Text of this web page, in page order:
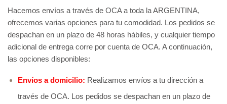
Hacemos envíos a través de OCA a toda la ARGENTINA,
ofrecemos varias opciones para tu comodidad. Los pedidos se
despachan en un plazo de 48 horas hábiles, y cualquier tiempo
adicional de entrega corre por cuenta de OCA. A continuación,
las opciones disponibles:
Envíos a domicilio: Realizamos envíos a tu dirección a
través de OCA. Los pedidos se despachan en un plazo de